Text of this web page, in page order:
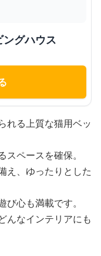
グハウス
れる上質な猫用ベッ
ペースを確保。
え、ゆったりとした
心も満載です。
んなインテリアにも